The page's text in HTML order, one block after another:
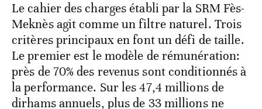
Le cahier des charges établi par la SRM Fès-
Meknès agit comme un filtre naturel. Trois
critères principaux en font un défi de taille.
Le premier est le modèle de rémunération:
près de 70% des revenus sont conditionnés à
la performance. Sur les 47,4 millions de
dirhams annuels, plus de 33 millions ne